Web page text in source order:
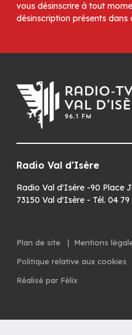
vous désinscrire à tout
désinscription présents dans
Radio Val d'Isère
Radio Val d'Isère -90 Place
73150 Val d'Isère - Tél. 04 79
Plan de site | Mentions
Politique relative aux cookies
Réalisé par Félix